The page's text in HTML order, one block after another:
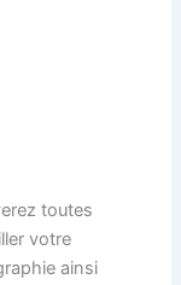
toutes
votre
ainsi